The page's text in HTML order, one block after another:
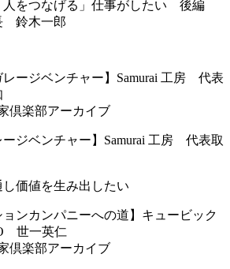
人をつなげる」仕事がしたい 後編
鈴木一郎
倶楽部アーカイブ
ージベンチャー】Samurai 工房 代表取
し価値を生み出したい
倶楽部アーカイブ